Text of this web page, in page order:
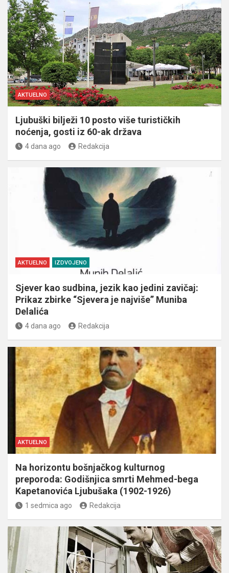
AKTUELNO
Ljubuški bilježi 10 posto više turističkih
noćenja, gosti iz 60-ak država
4 dana ago Redakcija
AKTUELNO IZDVOJENO
Sjever kao sudbina, jezik kao jedini zavičaj:
Prikaz zbirke “Sjevera je najviše” Muniba
Delalića
4 dana ago Redakcija
AKTUELNO
Na horizontu bošnjačkog kulturnog
preporoda: Godišnjica smrti Mehmed-bega
Kapetanovića Ljubušaka (1902-1926)
1 sedmica ago Redakcija